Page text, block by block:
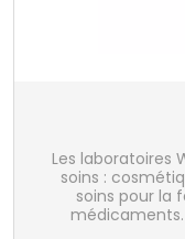
Les laboratoires
soins :
soins pour la